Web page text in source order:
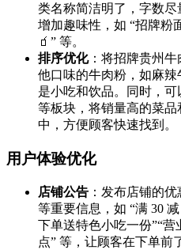
类名称简洁明了，字数
增加趣味性，如 “招牌粉
🧃” 等。
排序优化：将招牌贵州
他口味的牛肉粉，如麻
是小吃和饮品。同时，可
等板块，将销量高的菜
中，方便顾客快速找到。
用户体验优化
店铺公告 ：发布店铺的
等重要信息，如 “满 30
下单送特色小吃一份”“营
点” 等，让顾客在下单前